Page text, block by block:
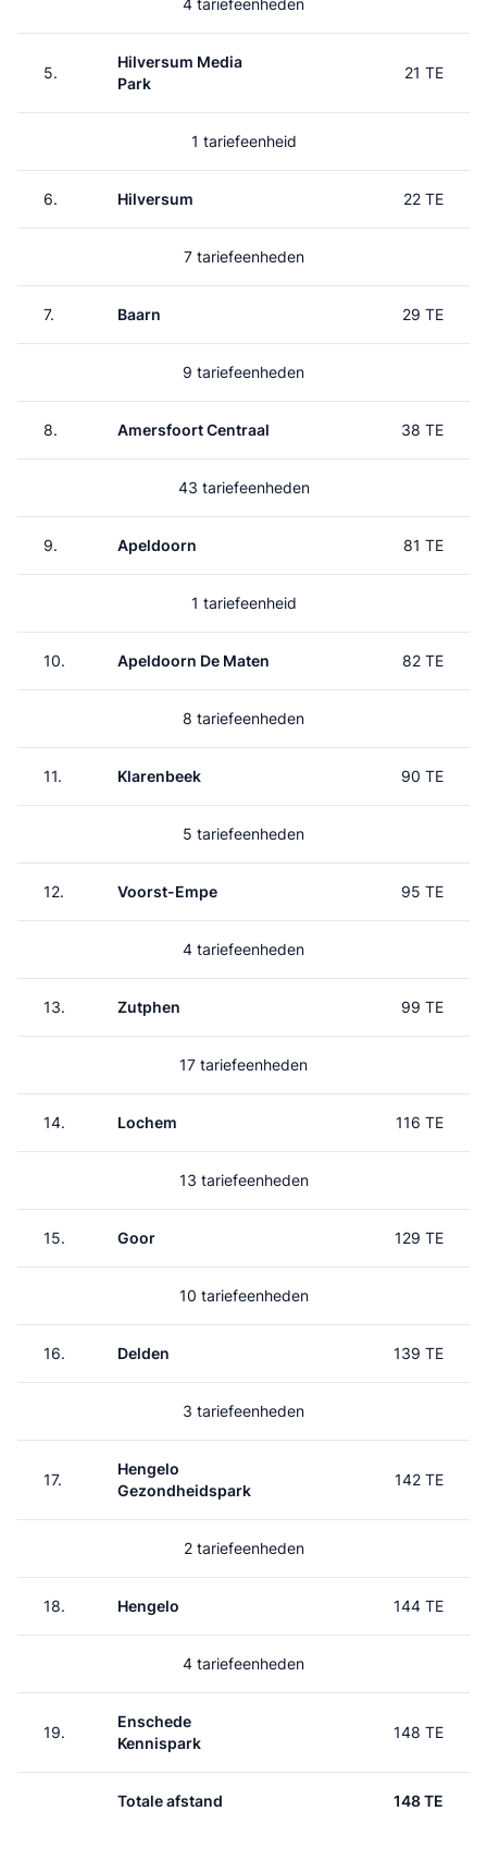
4 tariefeenheden
5.
Hilversum Media
Park
21 TE
1 tariefeenheid
6. Hilversum 22 TE
7 tariefeenheden
7. Baarn 29 TE
9 tariefeenheden
8. Amersfoort Centraal 38 TE
43 tariefeenheden
9. Apeldoorn 81 TE
1 tariefeenheid
10. Apeldoorn De Maten 82 TE
8 tariefeenheden
11. Klarenbeek 90 TE
5 tariefeenheden
12. Voorst-Empe 95 TE
4 tariefeenheden
13. Zutphen 99 TE
17 tariefeenheden
14. Lochem 116 TE
13 tariefeenheden
15. Goor 129 TE
10 tariefeenheden
16. Delden 139 TE
3 tariefeenheden
17.
Hengelo
Gezondheidspark
142 TE
2 tariefeenheden
18. Hengelo 144 TE
4 tariefeenheden
19.
Enschede
Kennispark
148 TE
Totale afstand 148 TE